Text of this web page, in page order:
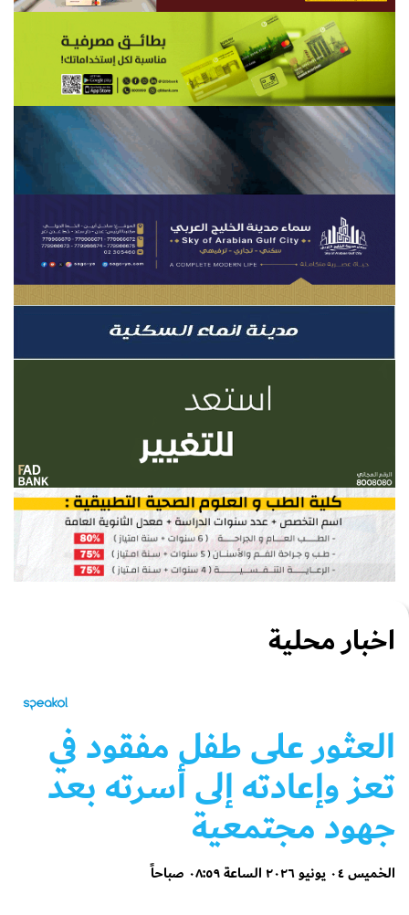
اخبار محلية
العثور على طفل مفقود في
تعز وإعادته إلى أسرته بعد
جهود مجتمعية
الخميس ٠٤ يونيو ٢٠٢٦ الساعة ٠٨:٥٩ صباحاً